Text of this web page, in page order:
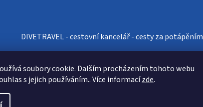
soubory cookie. Dalším procházením tohoto webu
s jejich používáním.. Více informacízde.
DIVETRAVEL - cestovní kancelář - cesty za potápěním